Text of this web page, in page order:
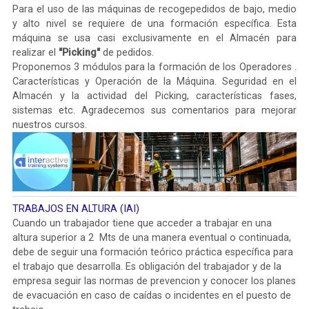
Para el uso de las máquinas de recogepedidos de bajo, medio
y alto nivel se requiere de una formación específica. Esta
máquina se usa casi exclusivamente en el Almacén para
realizar el "Picking"de pedidos.
Proponemos 3 módulos para la formación de los Operadores .
Características y Operación de la Máquina. Seguridad en el
Almacén y la actividad del Picking, características fases,
sistemas etc. Agradecemos sus comentarios para mejorar
nuestros cursos.
TRABAJOS EN ALTURA (IAI)
Cuando un trabajador tiene que acceder a trabajar en una
altura superior a 2 Mts de una manera eventual o continuada,
debe de seguir una formación teórico práctica específica para
el trabajo que desarrolla. Es obligación del trabajador y de la
empresa seguir las normas de prevencion y conocer los planes
de evacuación en caso de caídas o incidentes en el puesto de